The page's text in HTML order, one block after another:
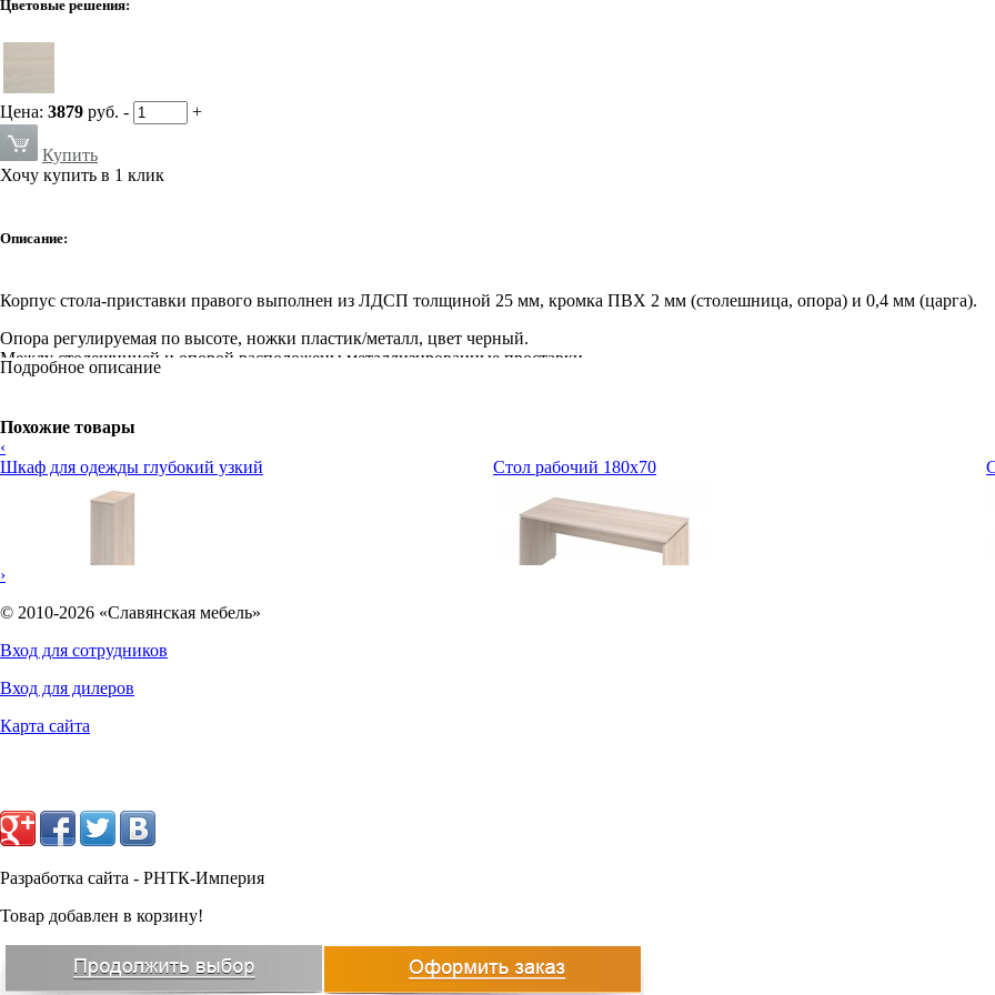
Цветовые решения:
Цена: 3879 руб. - +
Купить
Хочу купить в 1 клик
Описание:
Корпус стола-приставки правого выполнен из ЛДСП толщиной 25 мм, кромка ПВХ 2 мм (столешница, опора) и 0,4 мм (царга).
Опора регулируемая по высоте, ножки пластик/металл, цвет черный.
Между столешницей и опорой расположены металлизированные проставки.
Опционно (по желанию заказчика) столешница может быть оборудована розетками (100.5), кабель-каналами (100.4, 100.3),
помощи комплекта крепежа 19.99.
Подробное описание
Похожие товары
‹
Шкаф для одежды глубокий узкий
6174 руб.
Стол рабочий 180x70
›
© 2010-2026 «Славянская мебель»
Вход для сотрудников
Вход для дилеров
Карта сайта
Разработка сайта - РНТК-Империя
Товар добавлен в корзину!